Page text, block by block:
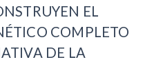
EL
COMPLETO
DE LA